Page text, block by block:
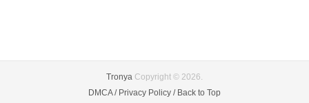
TronyaCopyright © 2026.
DMCA / Privacy Policy / Back to Top